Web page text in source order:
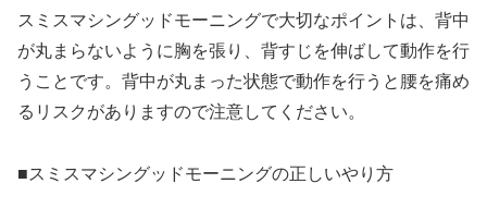
スミスマシングッドモーニングで大切なポイントは、背中
が丸まらないように胸を張り、背すじを伸ばして動作を行
うことです。背中が丸まった状態で動作を行うと腰を痛め
るリスクがありますので注意してください。
■スミスマシングッドモーニングの正しいやり方